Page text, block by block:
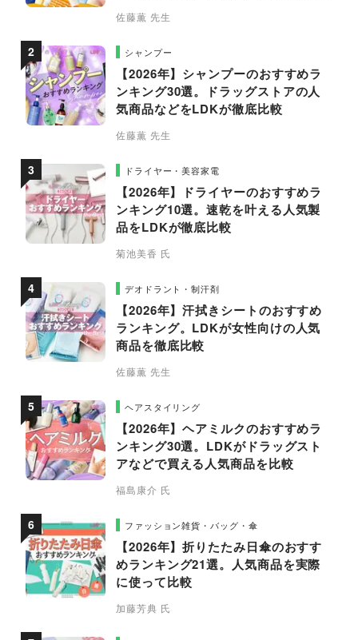
佐藤薫 先生
シャンプー
【2026年】シャンプーのおすすめラ
ンキング30選。ドラッグストアの人
気商品などをLDKが徹底比較
佐藤薫 先生
ドライヤー・美容家電
【2026年】ドライヤーのおすすめラ
ンキング10選。速乾を叶える人気製
品をLDKが徹底比較
菊池美香 氏
デオドラント・制汗剤
【2026年】汗拭きシートのおすすめ
ランキング。LDKが女性向けの人気
商品を徹底比較
佐藤薫 先生
ヘアスタイリング
【2026年】ヘアミルクのおすすめラ
ンキング30選。LDKがドラッグスト
アなどで買える人気商品を比較
福島康介 氏
ファッション雑貨・バッグ・傘
【2026年】折りたたみ日傘のおすす
めランキング21選。人気商品を実際
に使って比較
加藤芳典 氏